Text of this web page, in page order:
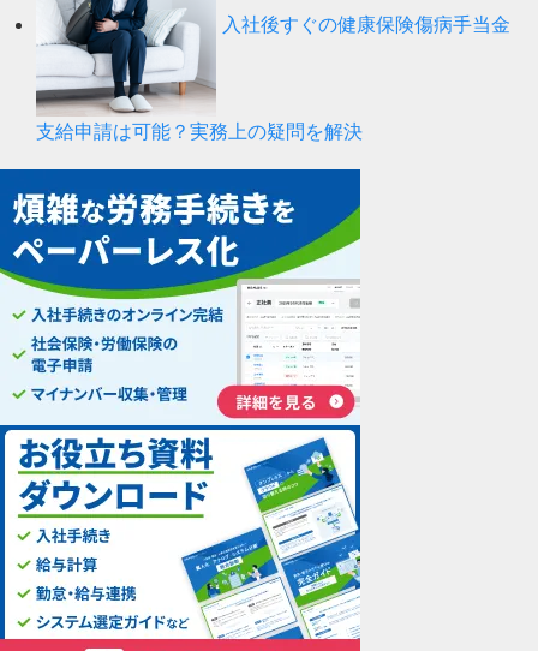
入社後すぐの健康保険傷病手当金
支給申請は可能？実務上の疑問を解決